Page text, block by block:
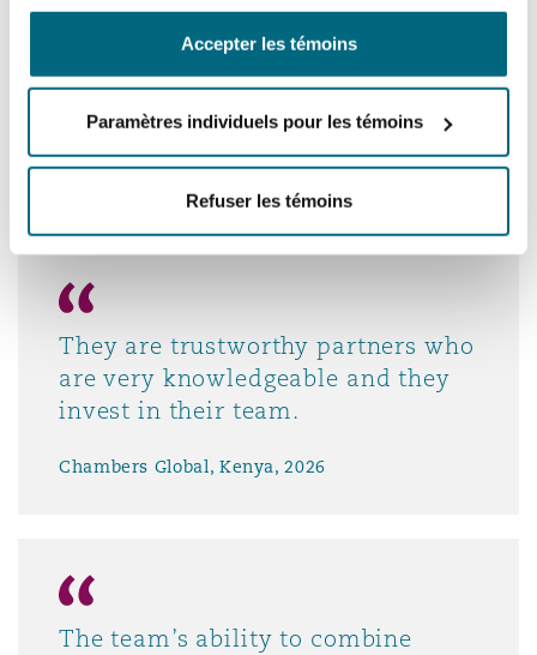
Accepter les témoins
Paramètres individuels pour les témoins
Refuser les témoins
The lawyers are very hands-on in
terms of planning ahead, following
up and knowing what is best for
the client.
Chambers Global, Kenya, 2026
They are trustworthy partners who
are very knowledgeable and they
invest in their team.
Chambers Global, Kenya, 2026
The team’s ability to combine